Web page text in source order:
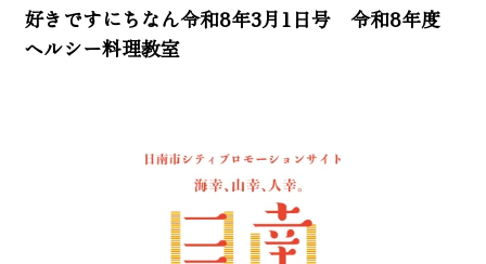
好きですにちなん令和8年3月1日号 令和8年度
ヘルシー料理教室